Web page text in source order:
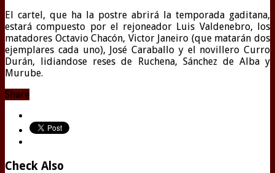
El cartel, que ha la postre abrirá la temporada gaditana,
estará compuesto por el rejoneador Luis Valdenebro, los
matadores Octavio Chacón, Victor Janeiro (que matarán dos
ejemplares cada uno), José Caraballo y el novillero Curro
Durán, lidiandose reses de Ruchena, Sánchez de Alba y
Murube.
Share
Check Also